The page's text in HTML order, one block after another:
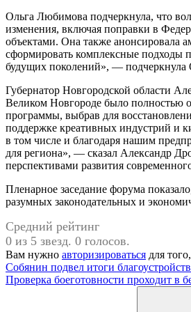
Ольга Любимова подчеркнула, что
изменения, включая поправки в
объектами. Она также анонсировала
сформировать комплексные подходы
будущих поколений», —
Губернатор Новгородской области
Великом Новгороде было полностью
программы, выбрав для
поддержке креативных индустрий и
в том числе и благодаря нашим
для региона», — сказал Александр
перспективами развития
Пленарное заседание форума
разумных законодательных и
Средний рейтинг
0 из 5 звезд. 0 голосов.
Вам нужно авторизироваться для
Навигация
по
Предыдущая
запись:
Собянин подвел итоги
Следующая
Проверка боеготовности проходит в